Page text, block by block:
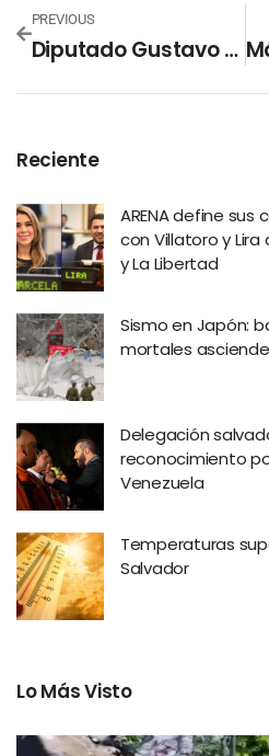
PREVIOUS
Diputado Gustavo Escalante Renuncia A ARENA
Reciente
ARENA define
con Villatoro y
y La Libertad
Sismo en Japón:
mortales
Delegación
reconocimiento
Venezuela
Temperaturas
Salvador
Lo Más Visto